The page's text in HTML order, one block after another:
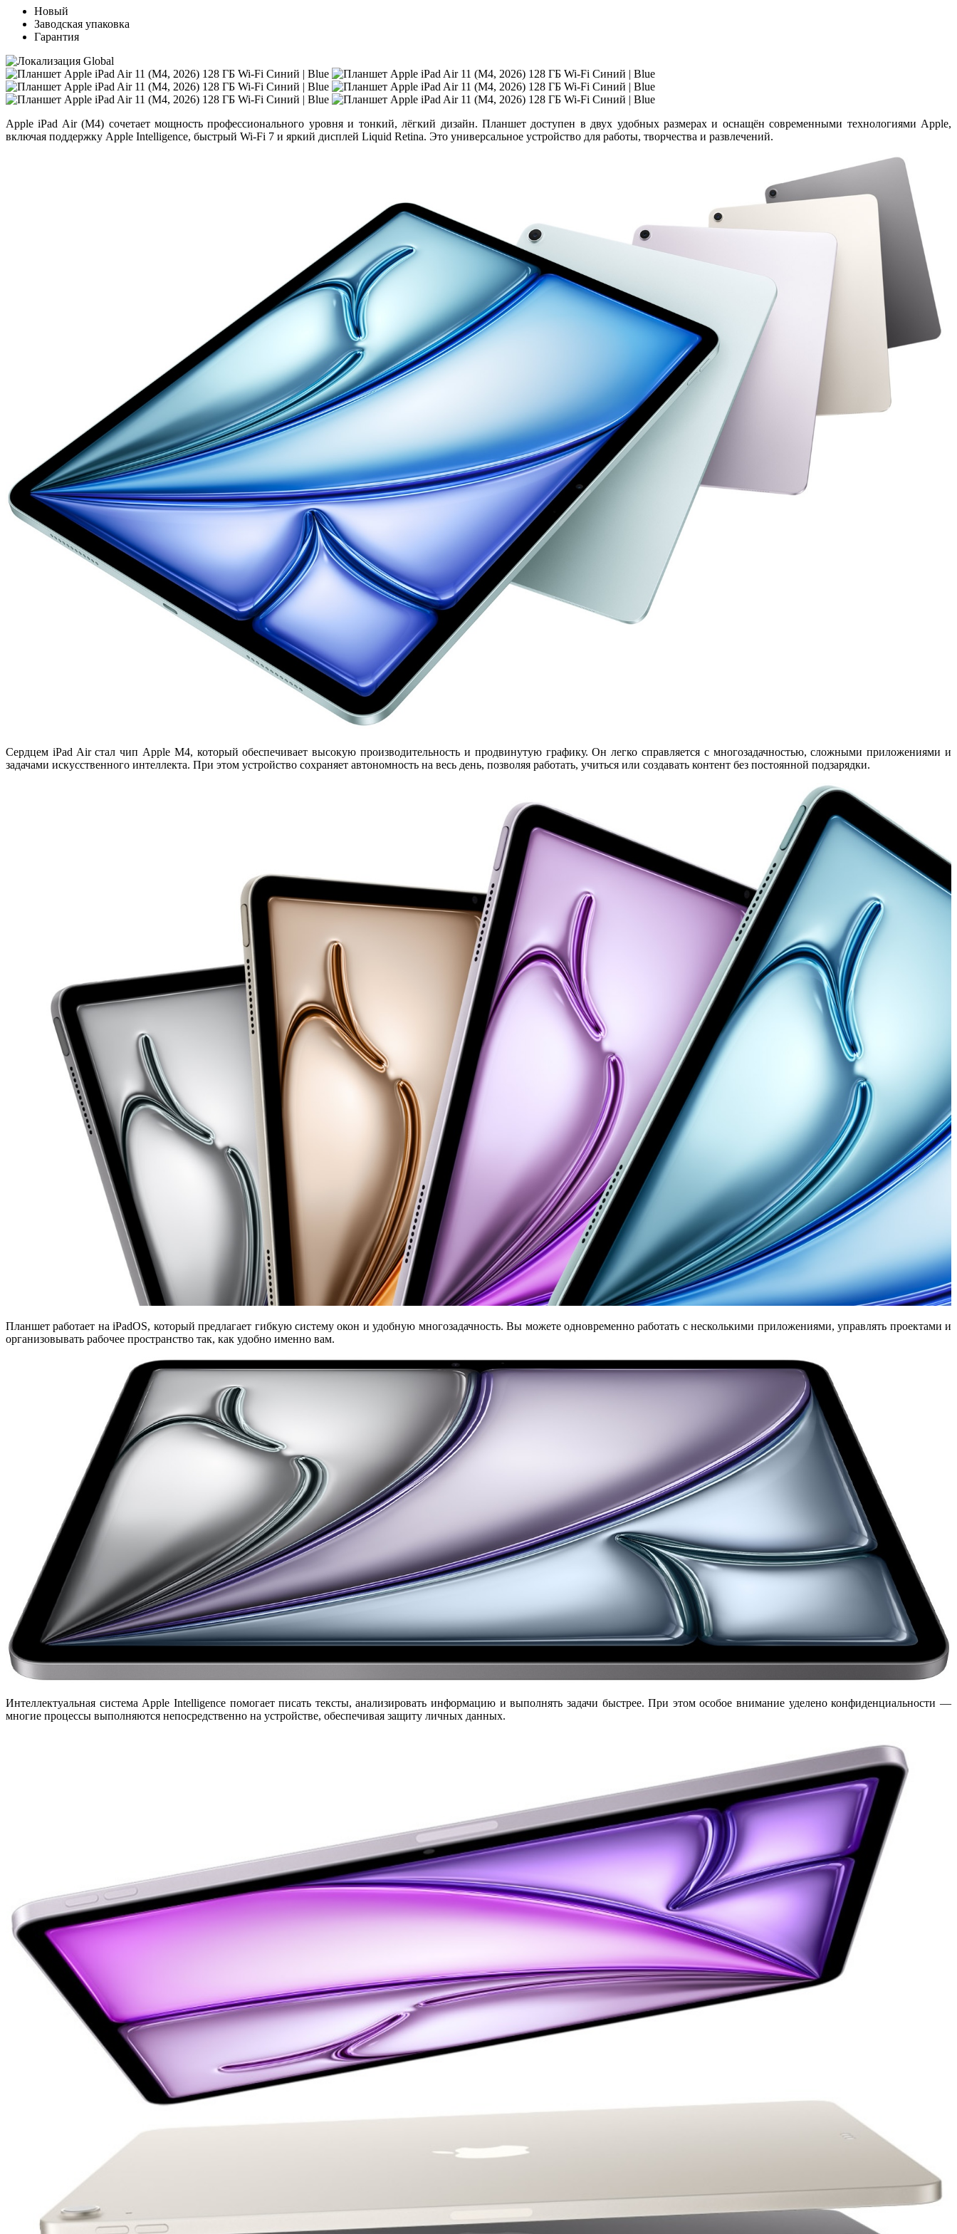
Новый
Заводская упаковка
Гарантия
Apple iPad Air (M4) сочетает мощность профессионального уровня и тонкий, лёгкий дизайн. Планшет доступен в двух удобных размерах и оснащён современными технологиями Apple,
включая поддержку Apple Intelligence, быстрый Wi-Fi 7 и яркий дисплей Liquid Retina. Это универсальное устройство для работы, творчества и развлечений.
Сердцем iPad Air стал чип Apple M4, который обеспечивает высокую производительность и продвинутую графику. Он легко справляется с многозадачностью, сложными приложениями и
задачами искусственного интеллекта. При этом устройство сохраняет автономность на весь день, позволяя работать, учиться или создавать контент без постоянной подзарядки.
Планшет работает наiPadOS, который предлагает гибкую систему окон и удобную многозадачность. Вы можете одновременно работать с несколькими приложениями, управлять проектами и
организовывать рабочее пространство так, как удобно именно вам.
Интеллектуальная системаApple Intelligenceпомогает писать тексты, анализировать информацию и выполнять задачи быстрее. При этом особое внимание уделено конфиденциальности —
многие процессы выполняются непосредственно на устройстве, обеспечивая защиту личных данных.